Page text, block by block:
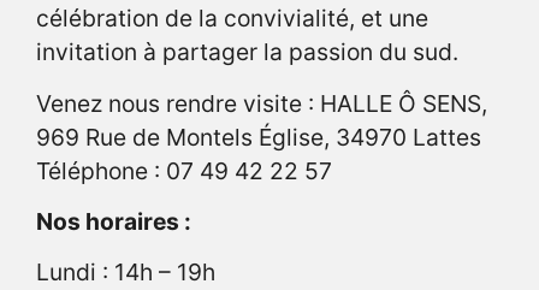
célébration de la convivialité, et une
invitation à partager la passion du sud.
Venez nous rendre visite : HALLE Ô SENS,
969 Rue de Montels Église, 34970 Lattes
Téléphone : 07 49 42 22 57
Nos horaires :
Lundi : 14h – 19h